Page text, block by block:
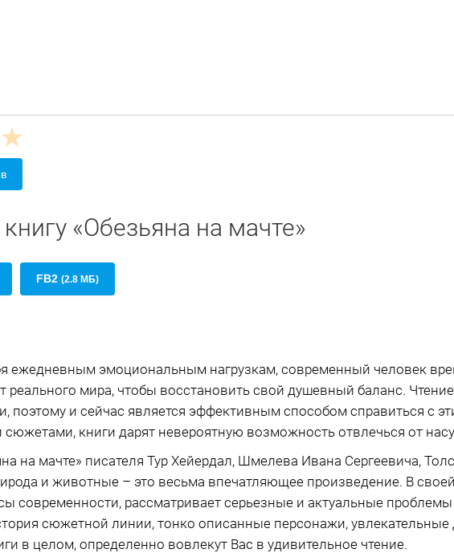
«Обезьяна на мачте»
FB2 (2.8 МБ)
ежедневным эмоциональным нагрузкам, современный человек
реального мира, чтобы восстановить свой душевный баланс.
поэтому и сейчас является эффективным способом справиться с
сюжетами, книги дарят невероятную возможность отвлечься от
на мачте» писателя Тур Хейердал, Шмелева Ивана Сергеевича,
и животные – это весьма впечатляющее произведение. В
современности, рассматривает серьезные и актуальные
сюжетной линии, тонко описанные персонажи,
в целом, определенно вовлекут Вас в удивительное чтение.